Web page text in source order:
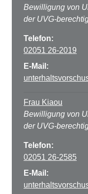
Bewilligung von
der UVG-
Telefon:
02051 26-2019
E-Mail:
Frau Kiaou
Bewilligung von
der UVG-
Telefon:
02051 26-2585
E-Mail: